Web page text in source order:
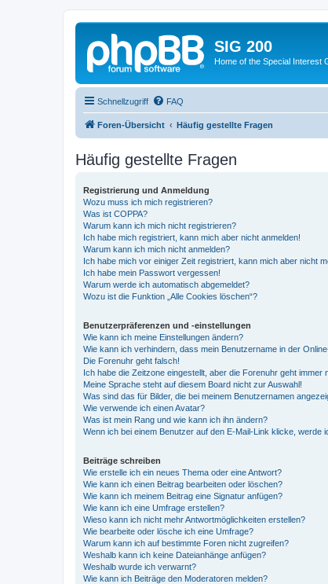
SIG 200
Home of the Special Interest
Schnellzugriff FAQ
Foren-Übersicht Häufig gestellte Fragen
Häufig gestellte Fragen
Registrierung und Anmeldung
Wozu muss ich mich registrieren?
Was ist COPPA?
Warum kann ich mich nicht registrieren?
Ich habe mich registriert, kann mich aber nicht anmelden!
Warum kann ich mich nicht anmelden?
Ich habe mich vor einiger Zeit registriert, kann mich aber nicht
Ich habe mein Passwort vergessen!
Warum werde ich automatisch abgemeldet?
Wozu ist die Funktion „Alle Cookies löschen“?
Benutzerpräferenzen und -einstellungen
Wie kann ich meine Einstellungen ändern?
Wie kann ich verhindern, dass mein Benutzername in der
Die Forenuhr geht falsch!
Ich habe die Zeitzone eingestellt, aber die Forenuhr geht immer
Meine Sprache steht auf diesem Board nicht zur Auswahl!
Was sind das für Bilder, die bei meinem Benutzernamen
Wie verwende ich einen Avatar?
Was ist mein Rang und wie kann ich ihn ändern?
Wenn ich bei einem Benutzer auf den E-Mail-Link klicke, werde
Beiträge schreiben
Wie erstelle ich ein neues Thema oder eine Antwort?
Wie kann ich einen Beitrag bearbeiten oder löschen?
Wie kann ich meinem Beitrag eine Signatur anfügen?
Wie kann ich eine Umfrage erstellen?
Wieso kann ich nicht mehr Antwortmöglichkeiten erstellen?
Wie bearbeite oder lösche ich eine Umfrage?
Warum kann ich auf bestimmte Foren nicht zugreifen?
Weshalb kann ich keine Dateianhänge anfügen?
Weshalb wurde ich verwarnt?
Wie kann ich Beiträge den Moderatoren melden?